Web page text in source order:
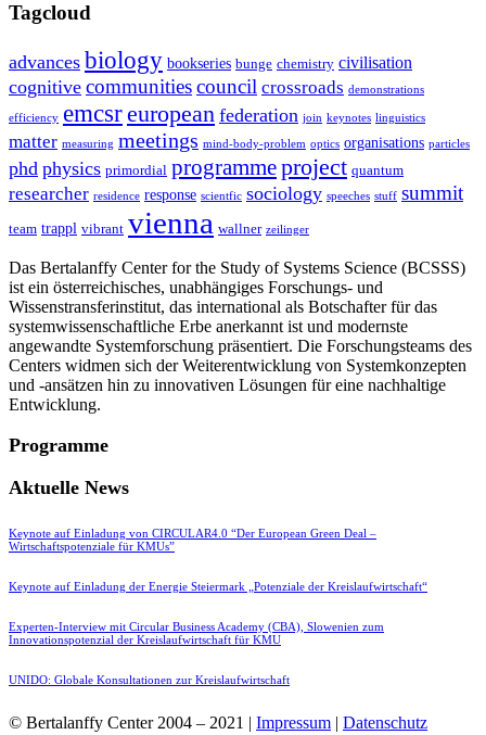
Tagcloud
advances biology bookseries bunge chemistry civilisation
cognitive communitiescouncil crossroads demonstrations
efficiency emcsreuropean federation join keynotes linguistics
matter measuring meetings mind-body-problem optics organisations particles
phd physics primordial programmeproject quantum
researcher residence response scientfic sociology speeches stuff summit
team trappl vibrant vienna wallner zeilinger
Das Bertalanffy Center for the Study of Systems Science (BCSSS)
ist ein österreichisches, unabhängiges Forschungs- und
Wissenstransferinstitut, das international als Botschafter für das
systemwissenschaftliche Erbe anerkannt ist und modernste
angewandte Systemforschung präsentiert. Die Forschungsteams des
Centers widmen sich der Weiterentwicklung von Systemkonzepten
und -ansätzen hin zu innovativen Lösungen für eine nachhaltige
Entwicklung.
Programme
Aktuelle News
Keynote auf Einladung von CIRCULAR4.0 “Der European Green Deal –
Wirtschaftspotenziale für KMUs”
Keynote auf Einladung der Energie Steiermark „Potenziale der Kreislaufwirtschaft“
Experten-Interview mit Circular Business Academy (CBA), Slowenien zum
Innovationspotenzial der Kreislaufwirtschaft für KMU
UNIDO: Globale Konsultationen zur Kreislaufwirtschaft
© Bertalanffy Center 2004 – 2021 | Impressum | Datenschutz